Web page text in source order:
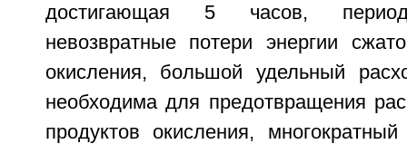
достигающая 5 часов,
невозвратные потери энергии
окисления, большой удельный
необходима для предотвращения
продуктов окисления,